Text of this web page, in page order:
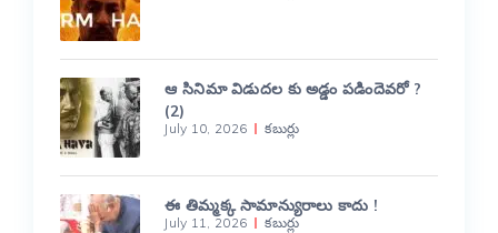
ఆ సినిమా విడుదల కు అడ్డం పడిందెవరో ?
(2)
July 10, 2026 కబుర్లు
ఈ తిమ్మక్క సామాన్యురాలు కాదు !
July 11, 2026 కబుర్లు